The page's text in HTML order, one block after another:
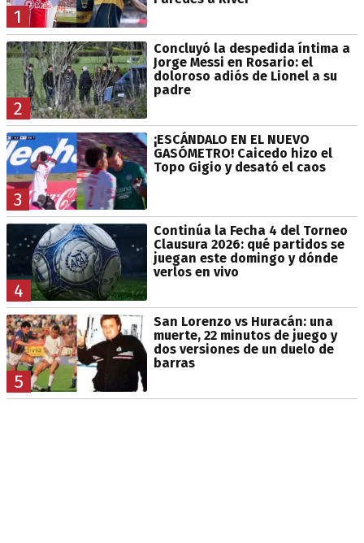
1
2
Concluyó la despedida íntima a
Jorge Messi en Rosario: el
doloroso adiós de Lionel a su
padre
3
¡ESCÁNDALO EN EL NUEVO
GASÓMETRO! Caicedo hizo el
Topo Gigio y desató el caos
4
Continúa la Fecha 4 del Torneo
Clausura 2026: qué partidos se
juegan este domingo y dónde
verlos en vivo
5
San Lorenzo vs Huracán: una
muerte, 22 minutos de juego y
dos versiones de un duelo de
barras